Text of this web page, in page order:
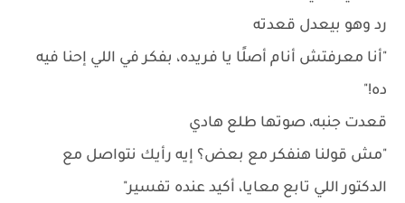
رد وهو بيعدل قعدته
"أنا معرفتش أنام أصلًا يا فريده، بفكر في اللي إحنا فيه
ده!"
قعدت جنبه، صوتها طلع هادي
"مش قولنا هنفكر مع بعض؟ إيه رأيك نتواصل مع
الدكتور اللي تابع معايا، أكيد عنده تفسير"